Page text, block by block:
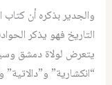
والجدير بذكره أن كتاب
التاريخ فهو يذكر
يتعرض لولاة دمشق
“انكشارية”